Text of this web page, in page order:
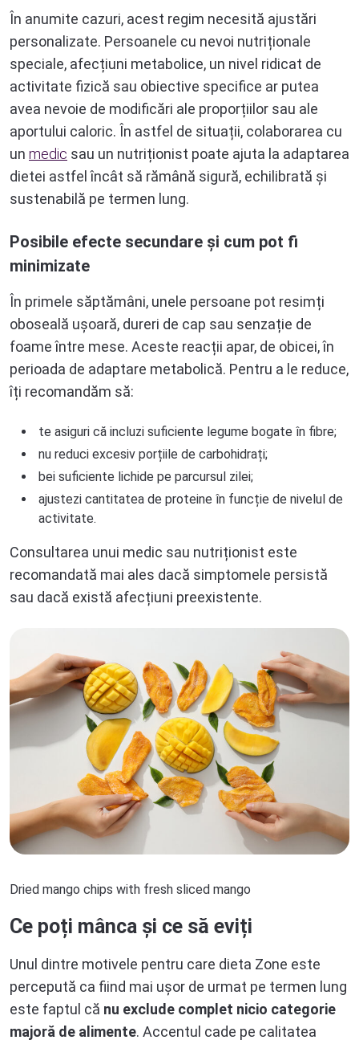
În anumite cazuri, acest regim necesită ajustări
personalizate. Persoanele cu nevoi nutriționale
speciale, afecțiuni metabolice, un nivel ridicat de
activitate fizică sau obiective specifice ar putea
avea nevoie de modificări ale proporțiilor sau ale
aportului caloric. În astfel de situații, colaborarea cu
un medic sau un nutriționist poate ajuta la adaptarea
dietei astfel încât să rămână sigură, echilibrată și
sustenabilă pe termen lung.
Posibile efecte secundare și cum pot fi
minimizate
În primele săptămâni, unele persoane pot resimți
oboseală ușoară, dureri de cap sau senzație de
foame între mese. Aceste reacții apar, de obicei, în
perioada de adaptare metabolică. Pentru a le reduce,
îți recomandăm să:
te asiguri că incluzi suficiente legume bogate în fibre;
nu reduci excesiv porțiile de carbohidrați;
bei suficiente lichide pe parcursul zilei;
ajustezi cantitatea de proteine în funcție de nivelul de
activitate.
Consultarea unui medic sau nutriționist este
recomandată mai ales dacă simptomele persistă
sau dacă există afecțiuni preexistente.
Dried mango chips with fresh sliced mango
Ce poți mânca și ce să eviți
Unul dintre motivele pentru care dieta Zone este
percepută ca fiind mai ușor de urmat pe termen lung
este faptul că nu exclude complet nicio categorie
majoră de alimente. Accentul cade pe calitatea